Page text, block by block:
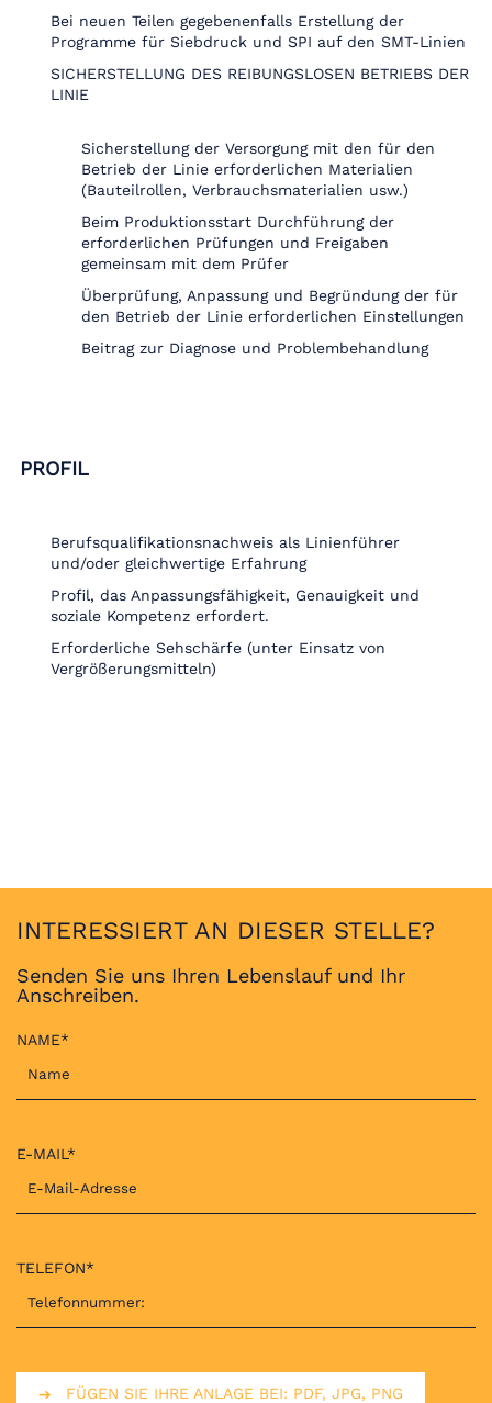
Bei neuen Teilen gegebenenfalls Erstellung der
Programme für Siebdruck und SPI auf den SMT-Linien
SICHERSTELLUNG DES REIBUNGSLOSEN BETRIEBS DER
LINIE
Sicherstellung der Versorgung mit den für den
Betrieb der Linie erforderlichen Materialien
(Bauteilrollen, Verbrauchsmaterialien usw.)
Beim Produktionsstart Durchführung der
erforderlichen Prüfungen und Freigaben
gemeinsam mit dem Prüfer
Überprüfung, Anpassung und Begründung der für
den Betrieb der Linie erforderlichen Einstellungen
Beitrag zur Diagnose und Problembehandlung
PROFIL
Berufsqualifikationsnachweis als Linienführer
und/oder gleichwertige Erfahrung
Profil, das Anpassungsfähigkeit, Genauigkeit und
soziale Kompetenz erfordert.
Erforderliche Sehschärfe (unter Einsatz von
Vergrößerungsmitteln)
INTERESSIERT AN DIESER STELLE?
Senden Sie uns Ihren Lebenslauf und Ihr
Anschreiben.
NAME*
E-MAIL*
TELEFON*
FÜGEN SIE IHRE ANLAGE BEI: PDF, JPG, PNG